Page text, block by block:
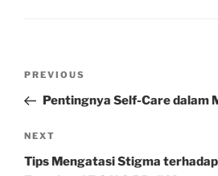
Previous
Post
PREVIOUS
Pentingnya Self-Care dalam
Next
Post
NEXT
Tips Mengatasi Stigma